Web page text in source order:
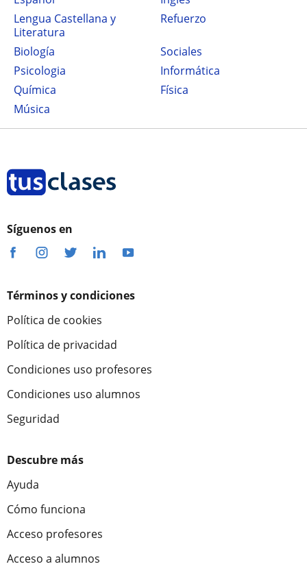
Lengua Castellana y
Literatura
Refuerzo
Biología
Sociales
Psicologia
Informática
Química
Física
Música
Síguenos en
Términos y condiciones
Política de cookies
Política de privacidad
Condiciones uso profesores
Condiciones uso alumnos
Seguridad
Descubre más
Ayuda
Cómo funciona
Acceso profesores
Acceso a alumnos